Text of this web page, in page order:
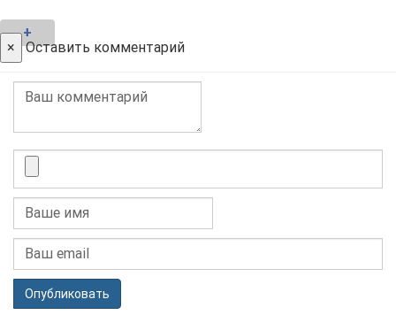
+
× Оставить комментарий
Опубликовать